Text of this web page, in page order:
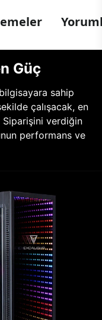
Güç
sahip
çalışacak, en
verdiğin
performans ve